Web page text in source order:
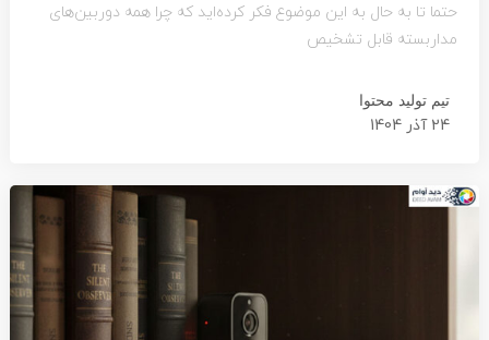
حتما تا به حال به این موضوع فکر کرده‌اید که چرا همه دوربین‌های
مداربسته قابل تشخیص
تیم تولید محتوا
24 آذر 1404